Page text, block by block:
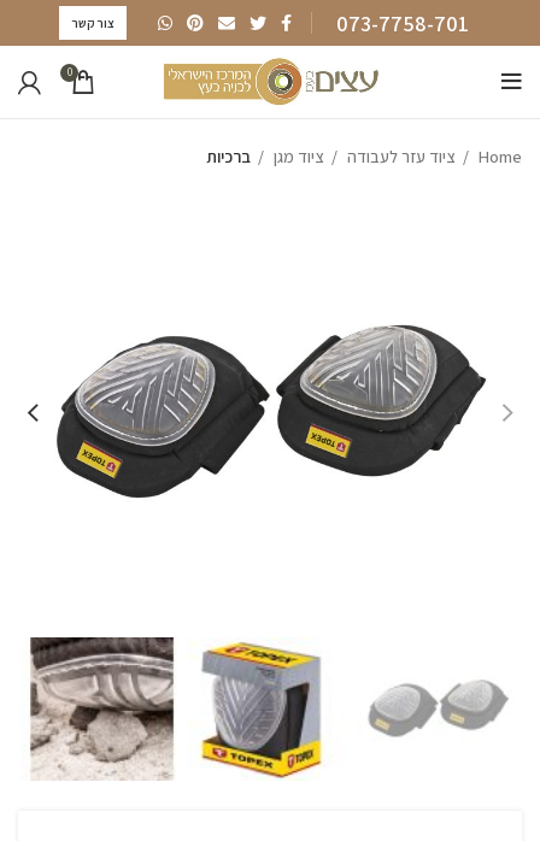
073-7758-701 צור קשר
0
Home ציוד עזר לעבודה ציוד מגן ברכיות